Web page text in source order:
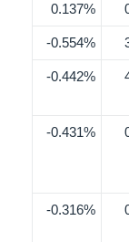
0.137%
0.554%-
0.442%-
0.431%-
0.316%-